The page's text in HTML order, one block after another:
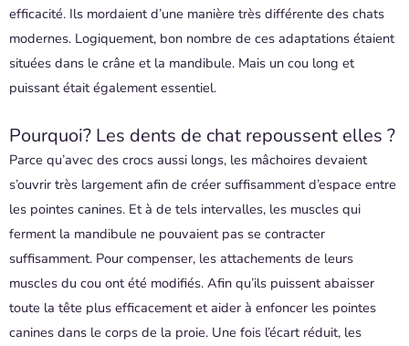
efficacité. Ils mordaient d’une manière très différente des chats
modernes. Logiquement, bon nombre de ces adaptations étaient
situées dans le crâne et la mandibule. Mais un cou long et
puissant était également essentiel.
Pourquoi? Les dents de chat repoussent elles ?
Parce qu’avec des crocs aussi longs, les mâchoires devaient
s’ouvrir très largement afin de créer suffisamment d’espace entre
les pointes canines. Et à de tels intervalles, les muscles qui
ferment la mandibule ne pouvaient pas se contracter
suffisamment. Pour compenser, les attachements de leurs
muscles du cou ont été modifiés. Afin qu’ils puissent abaisser
toute la tête plus efficacement et aider à enfoncer les pointes
canines dans le corps de la proie. Une fois l’écart réduit, les